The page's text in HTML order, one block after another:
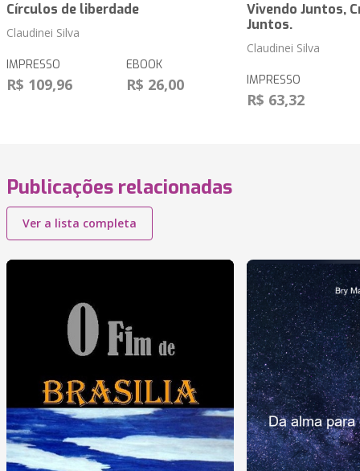
Círculos de liberdade
Claudinei Silva
IMPRESSO
R$ 109,96
EBOOK
R$ 26,00
Vivendo Juntos,
Juntos.
Claudinei Silva
IMPRESSO
R$ 63,32
Publicações relacionadas
Ver a lista completa